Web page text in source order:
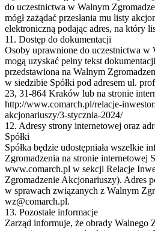
do uczestnictwa w Walnym
mógł zażądać przesłania mu listy
elektroniczną podając adres, na który
11. Dostęp do dokumentacji
Osoby uprawnione do uczestnictwa w
mogą uzyskać pełny tekst
przedstawiona na Walnym
w siedzibie Spółki pod adresem ul.
23, 31-864 Kraków lub na stronie
http://www.comarch.pl/relacje-
akcjonariuszy/3-stycznia-2024/
12. Adresy strony internetowej oraz
Spółki
Spółka będzie udostępniała wszelkie
Zgromadzenia na stronie internetowej
www.comarch.pl w sekcji Relacje
Zgromadzenie Akcjonariuszy). Adres
w sprawach związanych z Walnym
wz@comarch.pl.
13. Pozostałe informacje
Zarząd informuje, że obrady Walnego